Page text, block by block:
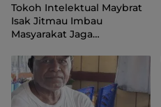
Tokoh Intelektual Maybrat
Isak Jitmau Imbau
Masyarakat Jaga
81 Kemerdekaan RI